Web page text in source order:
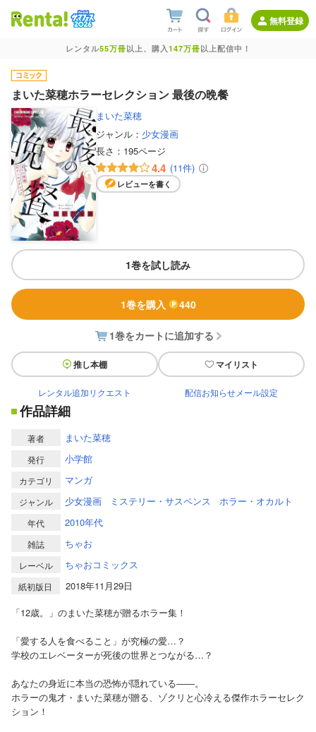
無料登録
レンタル55万冊以上、購入147万冊以上配信中！
まいた菜穂ホラーセレクション 最後の晩餐
まいた菜穂
ジャンル： 少女漫画
長さ： 195ページ
4.4 (11件)
レビューを書く
1巻を試し読み
1巻を購入 440
1巻をカートに追加する
推し本棚 マイリスト
レンタル追加リクエスト 配信お知らせメール設定
作品詳細
著者 まいた菜穂
発行 小学館
カテゴリ マンガ
ジャンル 少女漫画 ミステリー・サスペンス ホラー・オカルト
年代 2010年代
雑誌 ちゃお
レーベル ちゃおコミックス
紙初版日
2018年11月29日
「12歳。」のまいた菜穂が贈るホラー集！
「愛する人を食べること」が究極の愛…？
学校のエレベーターが死後の世界とつながる…？
あなたの身近に本当の恐怖が隠れている――。
ホラーの鬼才・まいた菜穂が贈る、ゾクリと心冷える傑作ホラーセレク
ション！